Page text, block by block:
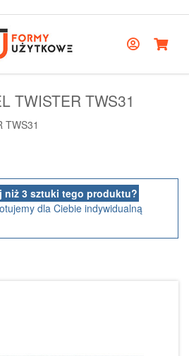
TWISTER TWS31
TWS31
niż 3 sztuki tego produktu?
dla Ciebie indywidualną